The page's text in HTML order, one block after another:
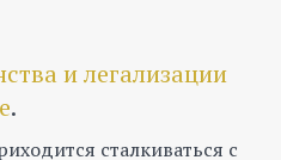
и легализации
.
сталкиваться с